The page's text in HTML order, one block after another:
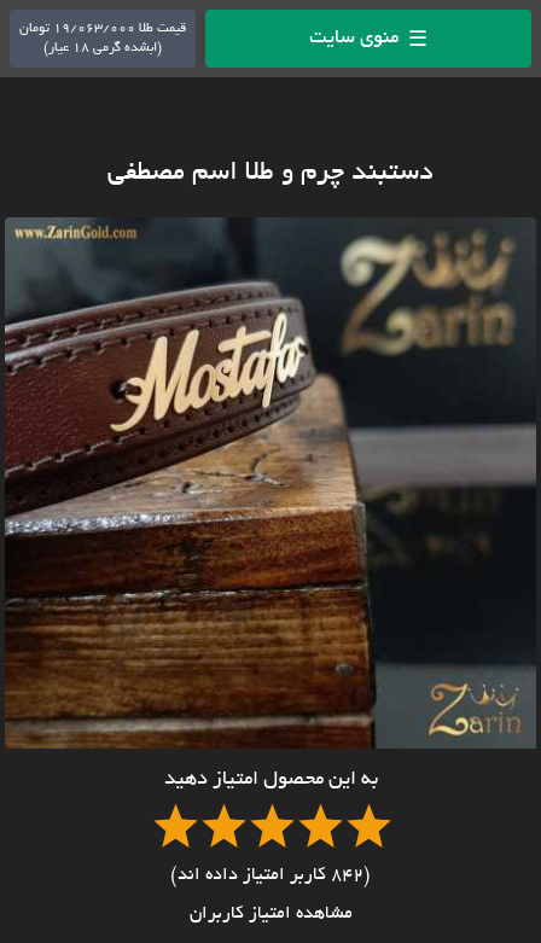
☰ منوی سایت
قیمت طلا 19/063/000 تومان
(ابشده گرمی 18 عیار)
دستبند چرم و طلا اسم مصطفی
به این محصول امتیاز دهید
(842 کاربر امتیاز داده اند)
مشاهده امتیاز کاربران